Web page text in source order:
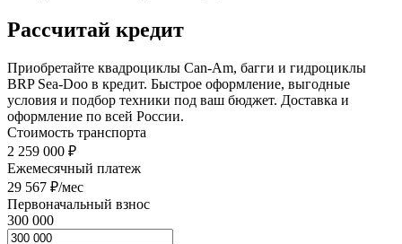
Рассчитай кредит
Приобретайте квадроциклы Can-Am, багги и гидроциклы
BRP Sea-Doo в кредит. Быстрое оформление, выгодные
условия и подбор техники под ваш бюджет. Доставка и
оформление по всей России.
Стоимость транспорта
2 259 000 ₽
Ежемесячный платеж
29 567 ₽/мес
Первоначальный взнос
300 000